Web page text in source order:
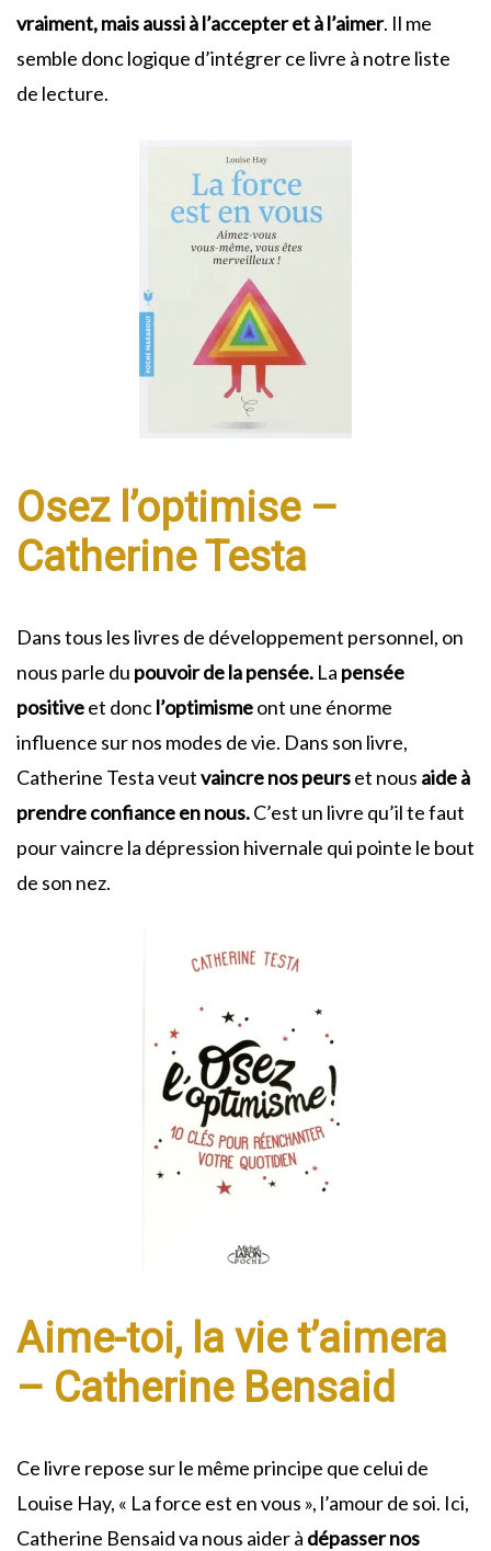
vraiment, mais aussi à l’accepter et à l’aimer. Il me
semble donc logique d’intégrer ce livre à notre liste
de lecture.
Osez l’optimise –
Catherine Testa
Dans tous les livres de développement personnel, on
nous parle du pouvoir de la pensée. La pensée
positiveet doncl’optimismeont une énorme
influence sur nos modes de vie. Dans son livre,
Catherine Testa veutvaincre nos peurset nous aide à
prendre confiance en nous.C’est un livre qu’il te faut
pour vaincre la dépression hivernale qui pointe le bout
de son nez.
Aime-toi, la vie t’aimera
– Catherine Bensaid
Ce livre repose sur le même principe que celui de
Louise Hay, « La force est en vous », l’amour de soi. Ici,
Catherine Bensaid va nous aider à dépasser nos